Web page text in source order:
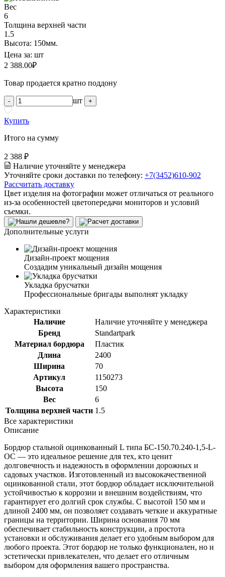
Вес
6
Толщина верхней части
1.5
Высота: 150мм.
Цена за: шт
2 388.00₽
Товар продается кратно поддону
- шт +
Купить
Итого на сумму
2 388 ₽
Наличие уточняйте у менеджера
Уточняйте сроки доставки по телефону: +7(3452)610-902
Рассчитать доставку
Цвет изделия на фотографии может отличаться от реального
из-за особенностей цветопередачи мониторов и условий
съемки.
Дополнительные услуги
Дизайн-проект мощения
Создадим уникальный дизайн мощения
Укладка брусчатки
Профессиональные бригады выполнят укладку
Характеристики
Наличие
Наличие уточняйте у менеджера
Бренд
Standartpark
Материал бордюра
Пластик
Длина
2400
Ширина
70
Артикул
1150273
Высота
150
Вес
6
Толщина верхней части 1.5
Все характеристики
Описание
Бордюр стальной оцинкованный L типа БС-150.70.240-1,5-L-
ОС — это идеальное решение для тех, кто ценит
долговечность и надежность в оформлении дорожных и
садовых участков. Изготовленный из высококачественной
оцинкованной стали, этот бордюр обладает исключительной
устойчивостью к коррозии и внешним воздействиям, что
гарантирует его долгий срок службы. С высотой 150 мм и
длиной 2400 мм, он позволяет создавать четкие и аккуратные
границы на территории. Ширина основания 70 мм
обеспечивает стабильность конструкции, а простота
установки и обслуживания делает его удобным выбором для
любого проекта. Этот бордюр не только функционален, но и
эстетически привлекателен, что делает его отличным
выбором для оформления вашего пространства.